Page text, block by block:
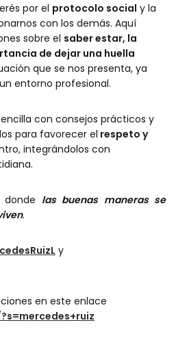
por el protocolo social y la
con los demás. Aquí
sobre el saber estar, la
de dejar una huella
que se nos presenta, ya
entorno profesional.
con consejos prácticos y
para favorecer el respeto y
integrándolos con
las buenas maneras se
.
y
en este enlace